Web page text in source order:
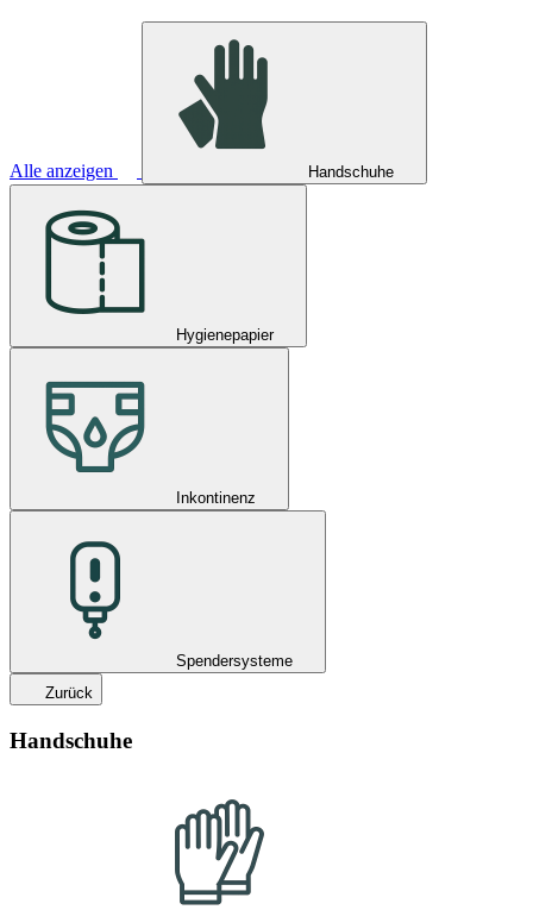
Alle anzeigen Handschuhe
Hygienepapier
Inkontinenz
Spendersysteme
Zurück
Handschuhe